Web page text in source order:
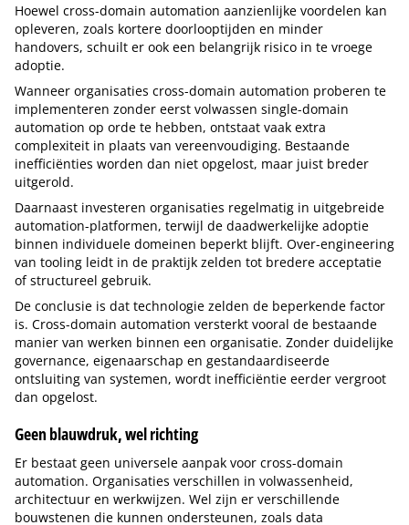
Hoewel cross-domain automation aanzienlijke voordelen kan
opleveren, zoals kortere doorlooptijden en minder
handovers, schuilt er ook een belangrijk risico in te vroege
adoptie.
Wanneer organisaties cross-domain automation proberen te
implementeren zonder eerst volwassen single-domain
automation op orde te hebben, ontstaat vaak extra
complexiteit in plaats van vereenvoudiging. Bestaande
inefficiënties worden dan niet opgelost, maar juist breder
uitgerold.
Daarnaast investeren organisaties regelmatig in uitgebreide
automation-platformen, terwijl de daadwerkelijke adoptie
binnen individuele domeinen beperkt blijft. Over-engineering
van tooling leidt in de praktijk zelden tot bredere acceptatie
of structureel gebruik.
De conclusie is dat technologie zelden de beperkende factor
is. Cross-domain automation versterkt vooral de bestaande
manier van werken binnen een organisatie. Zonder duidelijke
governance, eigenaarschap en gestandaardiseerde
ontsluiting van systemen, wordt inefficiëntie eerder vergroot
dan opgelost.
Geen blauwdruk, wel richting
Er bestaat geen universele aanpak voor cross-domain
automation. Organisaties verschillen in volwassenheid,
architectuur en werkwijzen. Wel zijn er verschillende
bouwstenen die kunnen ondersteunen, zoals data